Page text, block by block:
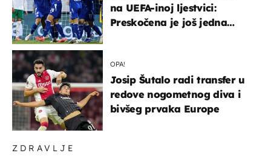
ZDRAVLJE
na UEFA-inoj ljestvici:
Preskočena je još jedna
OPA!
Josip Šutalo radi transfer u
redove nogometnog diva i
bivšeg prvaka Europe